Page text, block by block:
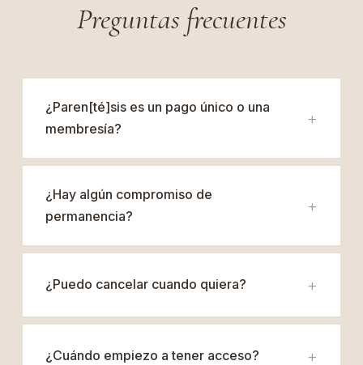
Preguntas frecuentes
¿Paren[té]sis es un pago único o una
membresía?
¿Hay algún compromiso de
permanencia?
¿Puedo cancelar cuando quiera?
¿Cuándo empiezo a tener acceso?